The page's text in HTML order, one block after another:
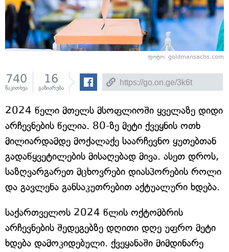
ფოტო: goldmansachs.com
740
წაკითხვა
16
გაზიარება
2024 წელი მთელს მსოფლიოში ყველაზე დიდი
არჩევნების წელია. 80-ზე მეტი ქვეყნის ოთხ
მილიარდამდე მოქალაქე საარჩევნო ყუთებთან
გადაწყვეტილების მისაღებად მივა. ასეთ დროს,
საზღვარგარეთ მცხოვრები დიასპორების როლი
და გავლენა განსაკუთრებით აქტუალური ხდება.
საქართველოს 2024 წლის ოქტომბრის
არჩევნების შედეგებზე დღითი დღე უფრო მეტი
ხდება დამოკიდებული. ქვეყანაში მიმდინარე